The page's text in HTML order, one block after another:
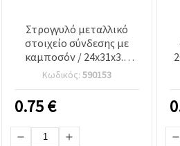
Στρογγυλό μεταλλικό
στοιχείο σύνδεσης με
καμποσόν / 24x31x3.5
mm, Οπή: 2 mm,
Καμποσόν: 20 mm /
Αντικέ ασημί
Κωδικός: 590153
0.75€